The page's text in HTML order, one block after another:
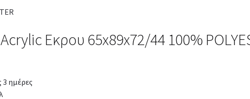
Εκρου 65x89x72/44 100%
ημέρες